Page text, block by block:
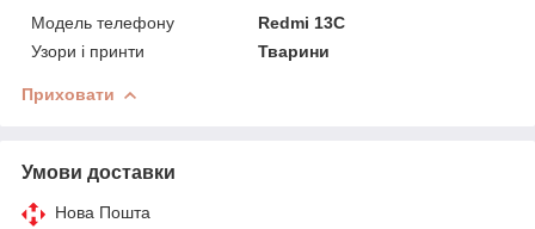
Модель телефону
Redmi 13C
Узори і принти
Тварини
Приховати
Умови доставки
Нова Пошта